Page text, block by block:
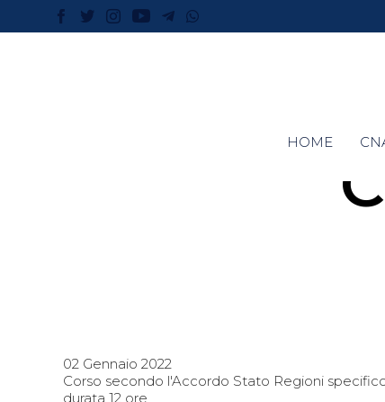
HOME
02 Gennaio 2022
Corso secondo l'Accordo Stato Regioni
durata 12 ore